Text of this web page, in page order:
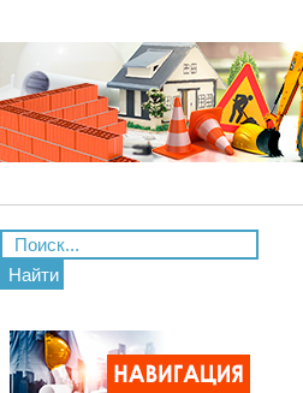
Найти